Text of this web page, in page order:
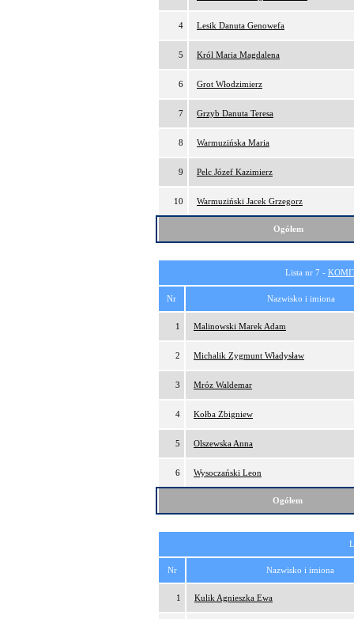
4 Lesik Danuta Genowefa
5 Król Maria Magdalena
6 Grot Włodzimierz
7 Grzyb Danuta Teresa
8 Warmuzińska Maria
9 Pelc Józef Kazimierz
10 Warmuziński Jacek Grzegorz
Ogółem
Lista nr 7 -
Nr Nazwisko i imiona
1 Malinowski Marek Adam
2 Michalik Zygmunt Władysław
3 Mróz Waldemar
4 Kołba Zbigniew
5 Olszewska Anna
6 Wysoczański Leon
Ogółem
Nr Nazwisko i imiona
1 Kulik Agnieszka Ewa